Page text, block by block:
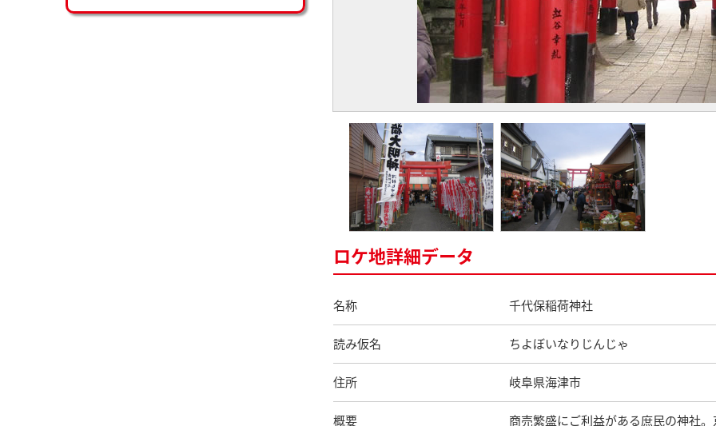
ロケ地詳細データ
名称 千代保稲荷神社
読み仮名 ちよぼいなりじんじゃ
住所 岐阜県海津市
概要
商売繁盛にご利益がある庶民の神社